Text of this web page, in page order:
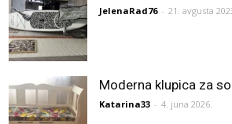
JelenaRad76 - 21. avgusta
Moderna klupica za
Katarina33 - 4. juna 2026.